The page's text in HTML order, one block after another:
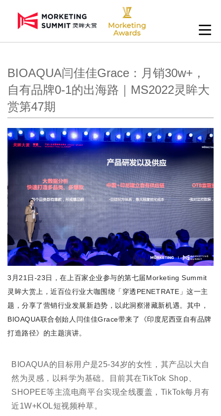
BIOAQUA闫佳佳Grace：月销30w+，
自有品牌0-1的出海路｜MS2022灵眸大
赏第47期
3月21日-23日，在上百家企业参与的第七届Morketing Summit
灵眸大赏上，近百位行业大咖围绕「穿透PENETRATE」这一主
题，分享了营销行业发展新趋势，以此洞察潜藏新机遇。其中，
BIOAQUA联合创始人闫佳佳Grace带来了《印度尼西亚自有品牌
打造路径》的主题演讲。
BIOAQUA的目标用户是25-34岁的女性，其产品以大自
然为灵感，以科学为基础。目前其在TikTok Shop、
SHOPEE等主流电商平台实现全线覆盖，TikTok每月有
近1W+KOL短视频种草。